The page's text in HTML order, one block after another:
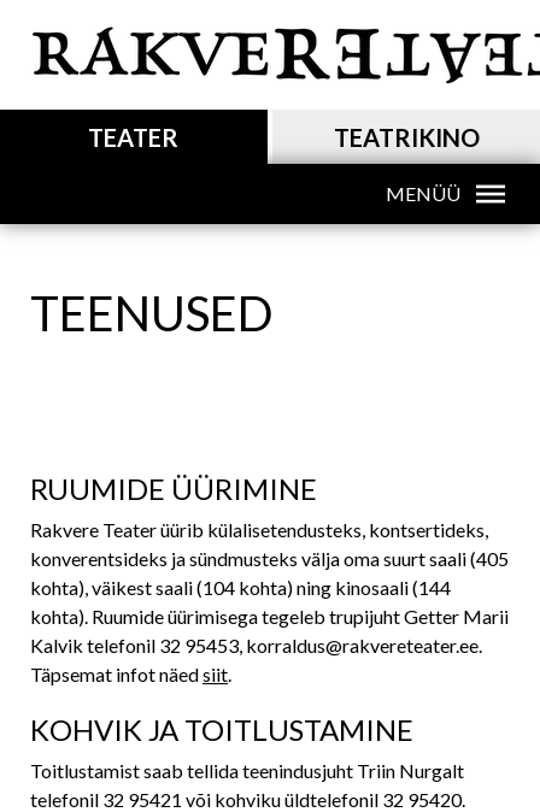
edasi
põhisisu
MAIN NAVIGATION
TEATER TEATRIKINO
MENÜÜ
TEENUSED
RUUMIDE ÜÜRIMINE
Rakvere Teater üürib külalisetendusteks, kontsertideks,
konverentsideks ja sündmusteks välja oma suurt saali (405
kohta), väikest saali (104 kohta) ning kinosaali (144
kohta). Ruumide üürimisega tegeleb trupijuht Getter Marii
Kalvik telefonil 32 95453, korraldus@rakvereteater.ee.
Täpsemat infot näedsiit.
KOHVIK JA TOITLUSTAMINE
Toitlustamist saab tellida teenindusjuht Triin Nurgalt
telefonil 32 95421 või kohviku üldtelefonil 32 95420.